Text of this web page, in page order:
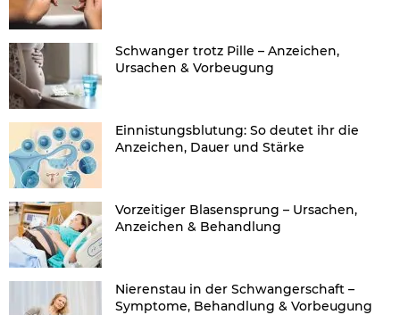
Schwanger trotz Pille – Anzeichen,
Ursachen & Vorbeugung
Einnistungsblutung: So deutet ihr die
Anzeichen, Dauer und Stärke
Vorzeitiger Blasensprung – Ursachen,
Anzeichen & Behandlung
Nierenstau in der Schwangerschaft –
Symptome, Behandlung & Vorbeugung